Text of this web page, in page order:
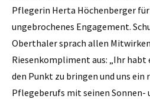
Pflegerin Herta Höchenberger
ungebrochenes Engagement.
Oberthaler sprach allen
Riesenkompliment aus: „Ihr habt
den Punkt zu bringen und uns ein
Pflegeberufs mit seinen Sonnen-